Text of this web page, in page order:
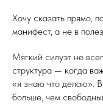
Хочу сказать прямо,
манифест, а не в
Мягкий силуэт не
структура — когда
«я знаю что делаю».
больше, чем